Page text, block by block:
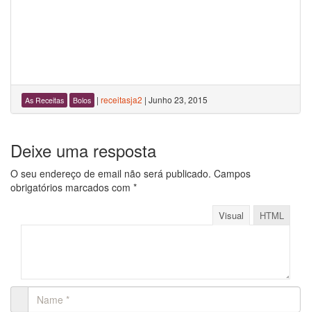
As Receitas Bolos | receitasja2 | Junho 23, 2015
Deixe uma resposta
O seu endereço de email não será publicado. Campos
obrigatórios marcados com *
Visual HTML